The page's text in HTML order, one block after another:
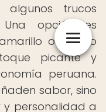
trucos
Una opción es
o rocoto
picante y
peruana.
sabor, sino
personalidad a